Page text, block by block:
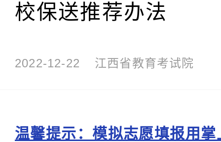
校保送推荐办法
2022-12-22 江西省教育考试院
温馨提示：模拟志愿填报用